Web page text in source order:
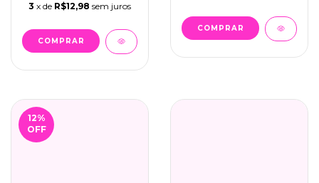
3 x de R$12,98 sem juros
12%
OFF